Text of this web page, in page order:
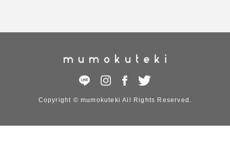
Copyright © mumokuteki All Rights Reserved.